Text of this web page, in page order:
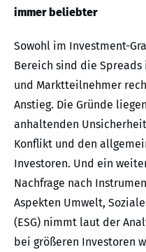
immer beliebter
Sowohl im Investment-
Bereich sind die
und Marktteilnehmer
Anstieg. Die Gründe
anhaltenden
Konflikt und den
Investoren. Und ein
Nachfrage nach
Aspekten Umwelt,
(ESG) nimmt laut der
bei größeren Investoren